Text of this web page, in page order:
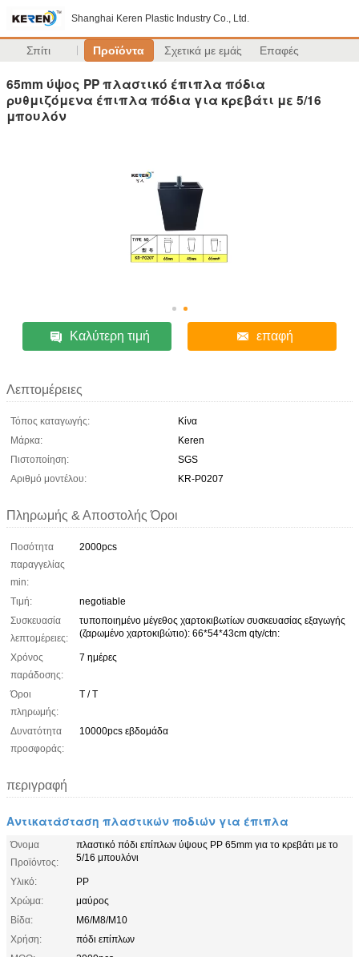
Shanghai Keren Plastic Industry Co., Ltd.
Σπίτι Προϊόντα Σχετικά με εμάς Επαφές
65mm ύψος PP πλαστικό έπιπλα πόδια
ρυθμιζόμενα έπιπλα πόδια για κρεβάτι με 5/16
μπουλόν
Καλύτερη τιμή επαφή
Λεπτομέρειες
Τόπος καταγωγής:
Κίνα
Μάρκα:
Keren
Πιστοποίηση:
SGS
Αριθμό μοντέλου:
KR-P0207
Πληρωμής & Αποστολής Όροι
Ποσότητα
παραγγελίας
min:
2000pcs
Τιμή:
negotiable
Συσκευασία
λεπτομέρειες:
τυποποιημένο μέγεθος χαρτοκιβωτίων συσκευασίας εξαγωγής
(ζαρωμένο χαρτοκιβώτιο): 66*54*43cm qty/ctn:
Χρόνος
παράδοσης:
7 ημέρες
Όροι
πληρωμής:
T / T
Δυνατότητα
προσφοράς:
10000pcs εβδομάδα
περιγραφή
Αντικατάσταση πλαστικών ποδιών για έπιπλα
Όνομα
Προϊόντος:
πλαστικό πόδι επίπλων ύψους PP 65mm για το κρεβάτι με το
5/16 μπουλόνι
Υλικό:
PP
Χρώμα:
μαύρος
Βίδα:
M6/M8/M10
Χρήση:
πόδι επίπλων